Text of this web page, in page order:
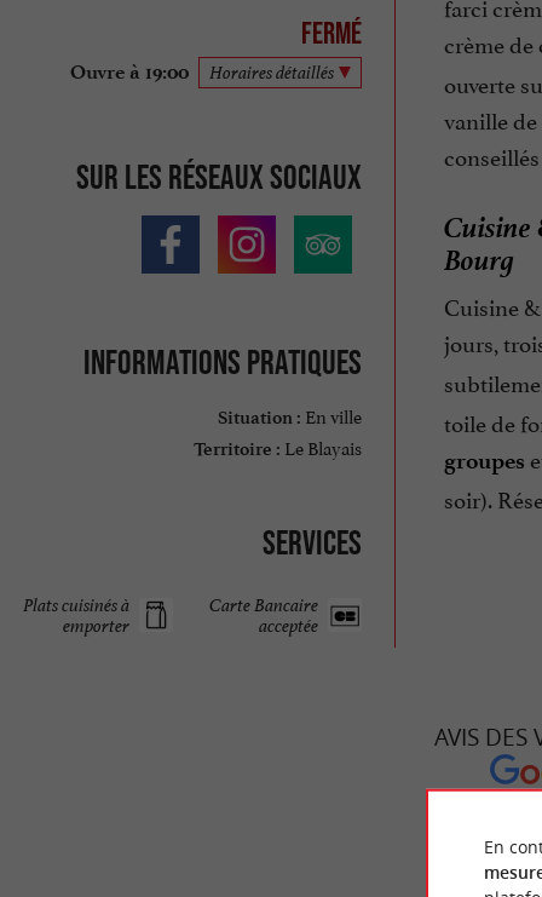
Fermé
Ouvre à 19:00 Horaires détaillés
Sur les réseaux sociaux
Informations pratiques
Situation : En ville
Territoire : Le Blayais
Services
Carte Bancaire
acceptée
Plats cuisinés à
emporter
crème de
ouverte
vanille
Cuisine
Bourg
Cuisine
jours,
toile de
groupes
soir).
AVIS DES
En